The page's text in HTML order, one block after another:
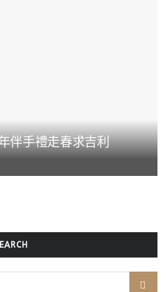
伴手禮走春求吉利